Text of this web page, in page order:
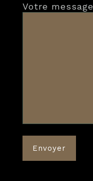
Votre message